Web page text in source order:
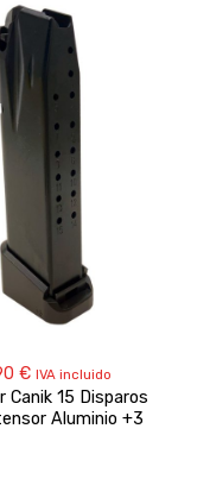
€ IVA incluido
Canik 15 Disparos
Aluminio +3